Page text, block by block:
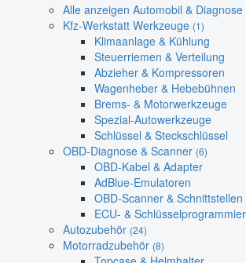
Alle anzeigen Automobil & Diagnose
Kfz-Werkstatt Werkzeuge (1)
Klimaanlage & Kühlung
Steuerriemen & Verteilung
Abzieher & Kompressoren
Wagenheber & Hebebühnen
Brems- & Motorwerkzeuge
Spezial-Autowerkzeuge
Schlüssel & Steckschlüssel
OBD-Diagnose & Scanner (6)
OBD-Kabel & Adapter
AdBlue-Emulatoren
OBD-Scanner & Schnittstellen
ECU- &
Autozubehör (24)
Motorradzubehör (8)